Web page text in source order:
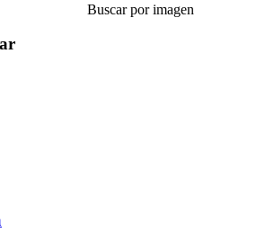
Buscar por imagen